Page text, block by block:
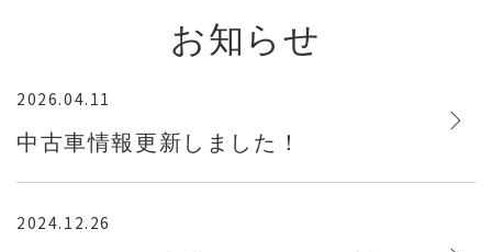
お知らせ
2026.04.11
中古車情報更新しました！
2024.12.26